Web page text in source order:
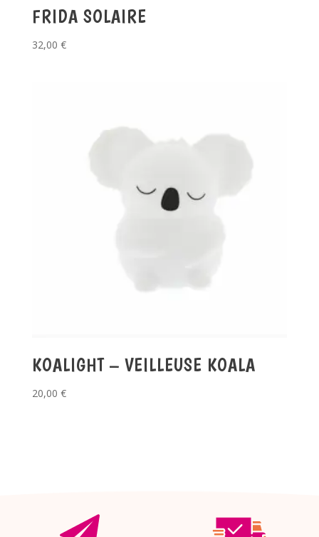
FRIDA SOLAIRE
32,00 €
KOALIGHT – VEILLEUSE KOALA
20,00 €